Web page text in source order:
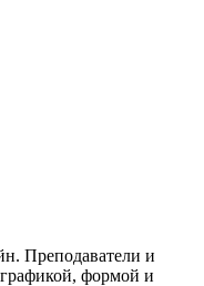
Преподаватели и
формой и